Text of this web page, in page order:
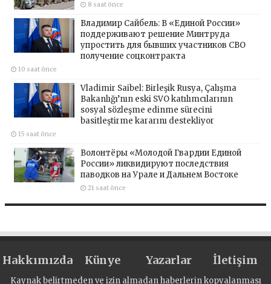
8 saat önce
Владимир Сайбель: В «Единой России»
поддерживают решение Минтруда
упростить для бывших участников СВО
получение соцконтракта
10 saat önce
Vladimir Saibel: Birleşik Rusya, Çalışma
Bakanlığı’nın eski SVO katılımcılarının
sosyal sözleşme edinme sürecini
basitleştirme kararını destekliyor
15 saat önce
Волонтёры «Молодой Гвардии Единой
России» ликвидируют последствия
паводков на Урале и Дальнем Востоке
21 saat önce
Hakkımızda Künye Yazarlar İletişim
Kaynak belirtmeden ve izin almadan haberlerin kopyalanması